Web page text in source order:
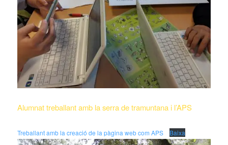
Alumnat treballant amb la serra de tramuntana i l’APS
Treballant amb la creació de la pàgina web com APS Baixa